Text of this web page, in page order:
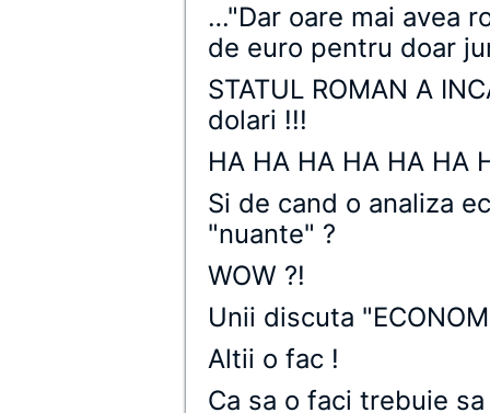
…"Dar oare mai avea
de euro pentru doar
STATUL ROMAN A
dolari !!!
HA HA HA HA HA HA
Si de cand o analiza
"nuante" ?
WOW ?!
Unii discuta
Altii o fac !
Ca sa o faci trebuie